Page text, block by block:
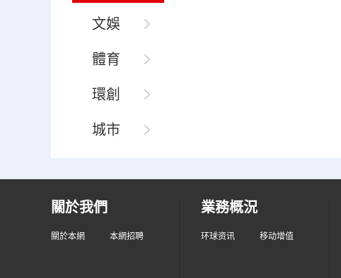
文娛
體育
環創
城市
關於我們
關於本網 本網招聘
業務概況
环球资讯 移动增值